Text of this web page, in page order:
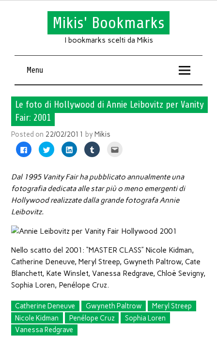
Mikis' Bookmarks
I bookmarks scelti da Mikis
Menu
Le foto di Hollywood di Annie Leibovitz per Vanity
Fair: 2001
Posted on 22/02/2011 byMikis
Fai
clic
Facebook
(Si
apre
in
una
nuova
finestra)
Fai
clic
su
Twitter
(Si
apre
in
una
Fai
clic
su
LinkedIn
(Si
in
una
Fai
clic
su
Tumblr
(Si
apre
in
una
l'articolo
via
mail
ad
un
amico
una
nuova
Dal 1995 Vanity Fair ha pubblicato annualmente una
fotografia dedicata alle star più o meno emergenti di
Hollywood realizzate dalla grande fotografa Annie
Leibovitz.
Nello scatto del 2001: “MASTER CLASS” Nicole Kidman,
Catherine Deneuve, Meryl Streep, Gwyneth Paltrow, Cate
Blanchett, Kate Winslet, Vanessa Redgrave, Chloë Sevigny,
Sophia Loren, Penélope Cruz.
Catherine Deneuve Gwyneth Paltrow
Meryl Streep
Nicole Kidman
Penélope Cruz
Sophia Loren
Vanessa Redgrave